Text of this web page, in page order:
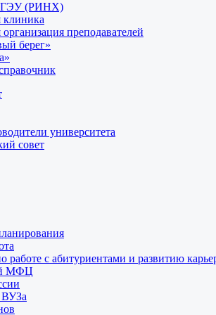
(РИНХ)
преподавателей
берег»
университета
совет
работе с абитуриентами и развитию
МФЦ
ВУЗа